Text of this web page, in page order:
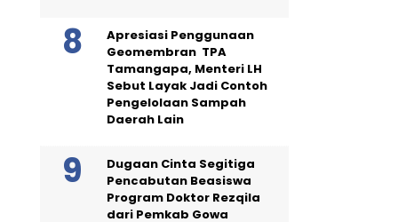
Apresiasi Penggunaan
Geomembran TPA
Tamangapa, Menteri LH
Sebut Layak Jadi Contoh
Pengelolaan Sampah
Daerah Lain
Dugaan Cinta Segitiga
Pencabutan Beasiswa
Program Doktor Rezqila
dari Pemkab Gowa